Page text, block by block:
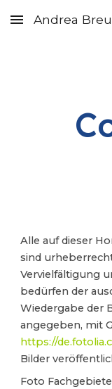
Skip to main content
Andrea
Alle auf dieser
sind
Vervielfältigung
bedürfen der
Wiedergabe der
angegeben, mit
https://
Bilder
Foto